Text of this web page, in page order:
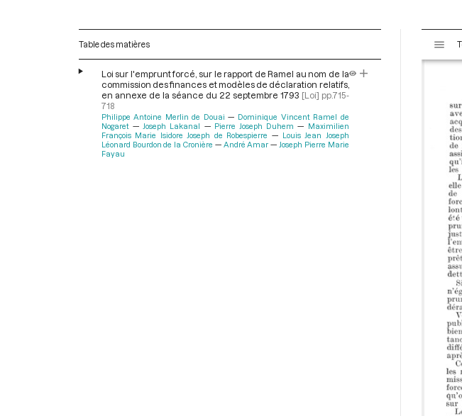
Table des matières
Loi sur l'emprunt forcé, sur le rapport de Ramel au nom de la
commission des finances et modèles de déclaration relatifs,
en annexe de la séance du 22 septembre 1793 [Loi] pp.715-
718
Philippe Antoine Merlin de Douai
Dominique Vincent Ramel de
Nogaret
Joseph Lakanal Pierre Joseph Duhem
Maximilien
François Marie Isidore Joseph de Robespierre
Louis Jean Joseph
Léonard Bourdon de la Cronière
André Amar
Joseph Pierre Marie
Fayau
s